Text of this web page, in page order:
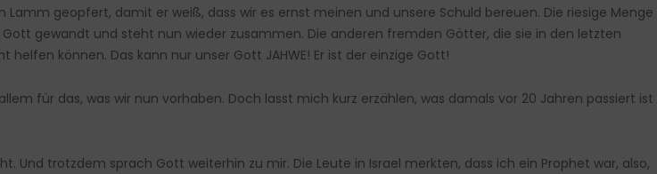
geopfert, damit er weiß, dass wir es ernst meinen und unsere Schuld bereuen. Die riesige Menge
gewandt und steht nun wieder zusammen. Die anderen fremden Götter, die sie in den letzten
können. Das kann nur unser Gott JAHWE! Er ist der einzige Gott!
für das, was wir nun vorhaben. Doch lasst mich kurz erzählen, was damals vor 20 Jahren passiert ist
Und trotzdem sprach Gott weiterhin zu mir. Die Leute in Israel merkten, dass ich ein Prophet war, also,